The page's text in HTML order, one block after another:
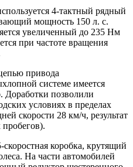
4-тактный рядный
мощность 150 л. с.
увеличенный до 235 Нм
при частоте вращения
привода
системе имеется
Доработки позволили
условиях в пределах
скорости 28 км/ч, результат
коробка, крутящий
На части автомобилей